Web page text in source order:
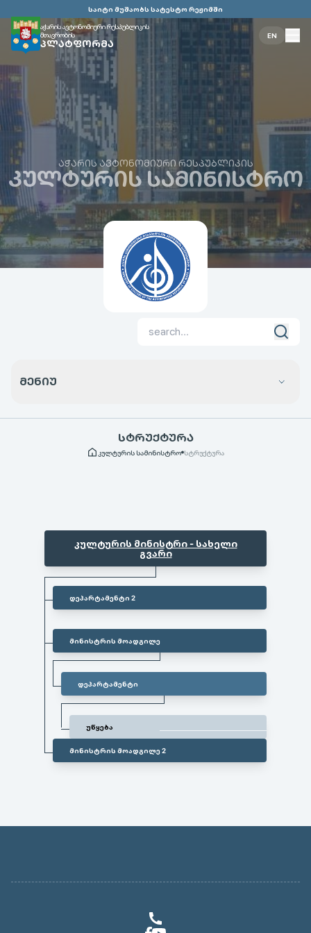
საიტი მუშაობს სატესტო რეჟიმში
აჭარის ავტონომიური რესპუბლიკის
მთავრობის
ᲞᲚᲐᲢᲤᲝᲠᲛᲐ
EN
ᲐᲭᲐᲠᲘᲡ ᲐᲕᲢᲝᲜᲝᲛᲘᲣᲠᲘ ᲠᲔᲡᲞᲣᲑᲚᲘᲙᲘᲡ
ᲙᲣᲚᲢᲣᲠᲘᲡ ᲡᲐᲛᲘᲜᲘᲡᲢᲠᲝ
ᲛᲔᲜᲘᲣ
ᲡᲢᲠᲣᲥᲢᲣᲠᲐ
კულტურის სამინისტრო სტრუქტურა
კულტურის მინისტრი - სახელი
გვარი
დეპარტამენტი 2
მინისტრის მოადგილე
დეპარტამენტი
უწყება
მინისტრის მოადგილე 2